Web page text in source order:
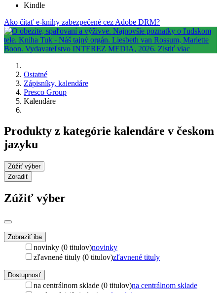
Kindle
Ako čítať e-knihy zabezpečené cez Adobe DRM?
Ostatné
Zápisníky, kalendáre
Presco Group
Kalendáre
Produkty z kategórie kalendáre v českom
jazyku
Zúžiť výber
Zoradiť
Zúžiť výber
Zobraziť iba
novinky (0 titulov)novinky
zľavnené tituly (0 titulov)zľavnené tituly
Dostupnosť
na centrálnom sklade (0 titulov)na centrálnom sklade